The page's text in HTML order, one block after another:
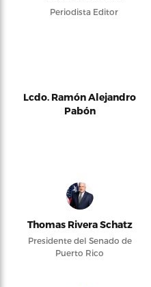
Periodista Editor
Lcdo. Ramón Alejandro
Pabón
Thomas Rivera Schatz
Presidente del Senado de
Puerto Rico